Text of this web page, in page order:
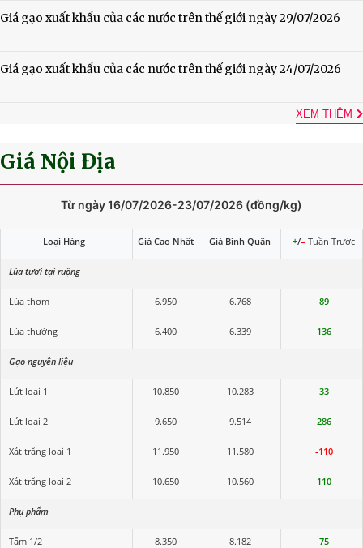
Giá gạo xuất khẩu của các nước trên thế giới ngày 29/07/2026
Giá gạo xuất khẩu của các nước trên thế giới ngày 24/07/2026
XEM THÊM
Giá Nội Địa
Từ ngày 16/07/2026-23/07/2026 (đồng/kg)
Loại Hàng Giá Cao Nhất Giá Bình Quân +/– Tuần Trước
Lúa tươi tại ruộng
Lúa thơm 6.950 6.768 89
Lúa thường 6.400 6.339 136
Gạo nguyên liệu
Lứt loại 1 10.850 10.283 33
Lứt loại 2 9.650 9.514 286
Xát trắng loại 1 11.950 11.580 -110
Xát trắng loại 2 10.650 10.560 110
Phụ phẩm
Tấm 1/2 8.350 8.182 75